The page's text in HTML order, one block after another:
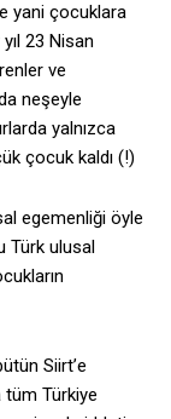
yani çocuklara
23 Nisan
ve
neşeyle
yalnızca
çocuk kaldı (!)
egemenliği öyle
Türk ulusal
Siirt’e
tüm Türkiye